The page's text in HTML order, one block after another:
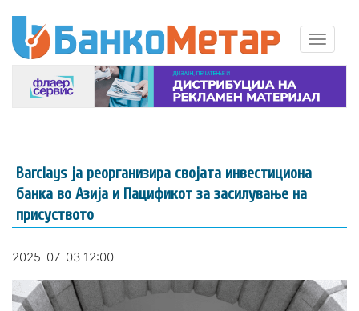
Barclays ја реорганизира својата инвестициона
банка во Азија и Пацификот за засилување на
присуството
2025-07-03 12:00